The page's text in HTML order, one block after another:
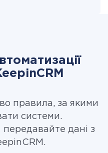
правила, за якими
системи.
дані з